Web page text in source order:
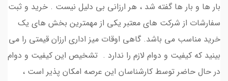
بار ها و بار ها گفته شد ، هر ارزانی بی دلیل نیست . خرید و ثبت
سفارشات از شرکت های معتبر یکی از مهمترین بخش های یک
خرید مناسب می باشد. گاهی اوقات میز اداری ارزان قیمتی را می
بینید که کیفیت و دوام لازم را ندارد . تشخیص این کیفیت و دوام
در حال حاضر توسط کارشناسان این عرصه امکان پذیر است ،